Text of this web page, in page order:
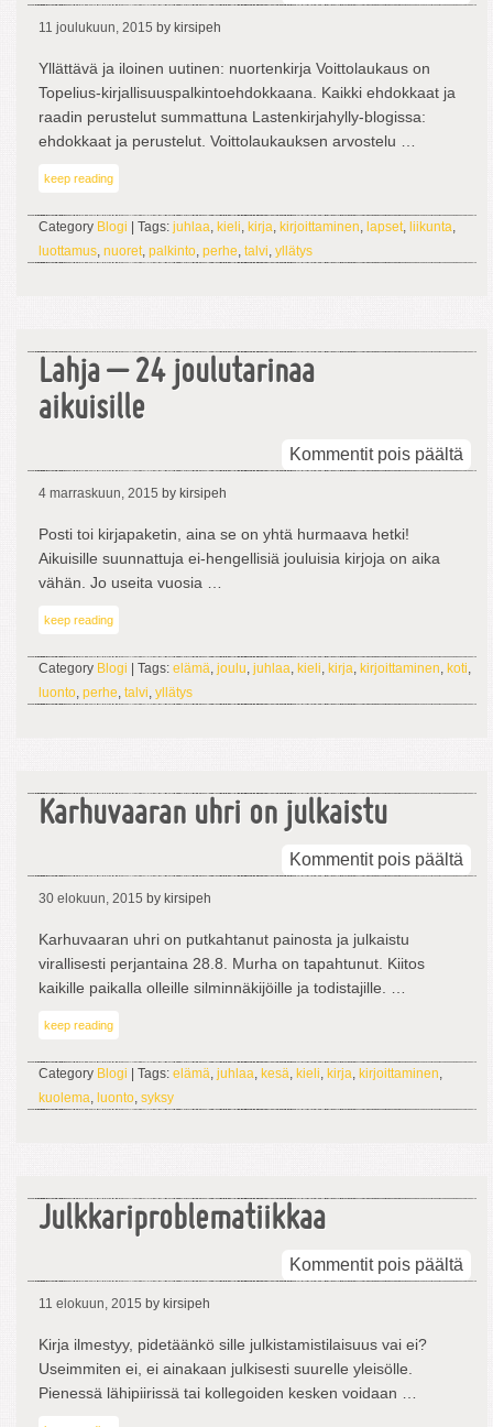
11 joulukuun, 2015 by kirsipeh
Yllättävä ja iloinen uutinen: nuortenkirja Voittolaukaus on
Topelius-kirjallisuuspalkintoehdokkaana. Kaikki ehdokkaat ja
raadin perustelut summattuna Lastenkirjahylly-blogissa:
ehdokkaat ja perustelut. Voittolaukauksen arvostelu …
keep reading
Category Blogi | Tags: juhlaa, kieli, kirja, kirjoittaminen, lapset, liikunta,
luottamus, nuoret, palkinto, perhe, talvi, yllätys
Lahja – 24 joulutarinaa
aikuisille
Kommentit pois päältä
4 marraskuun, 2015 by kirsipeh
Posti toi kirjapaketin, aina se on yhtä hurmaava hetki!
Aikuisille suunnattuja ei-hengellisiä jouluisia kirjoja on aika
vähän. Jo useita vuosia …
keep reading
Category Blogi | Tags: elämä, joulu, juhlaa, kieli, kirja, kirjoittaminen, koti,
luonto, perhe, talvi, yllätys
Karhuvaaran uhri on julkaistu
Kommentit pois päältä
30 elokuun, 2015 by kirsipeh
Karhuvaaran uhri on putkahtanut painosta ja julkaistu
virallisesti perjantaina 28.8. Murha on tapahtunut. Kiitos
kaikille paikalla olleille silminnäkijöille ja todistajille. …
keep reading
Category Blogi | Tags: elämä, juhlaa, kesä, kieli, kirja, kirjoittaminen,
kuolema, luonto, syksy
Julkkariproblematiikkaa
Kommentit pois päältä
11 elokuun, 2015 by kirsipeh
Kirja ilmestyy, pidetäänkö sille julkistamistilaisuus vai ei?
Useimmiten ei, ei ainakaan julkisesti suurelle yleisölle.
Pienessä lähipiirissä tai kollegoiden kesken voidaan …